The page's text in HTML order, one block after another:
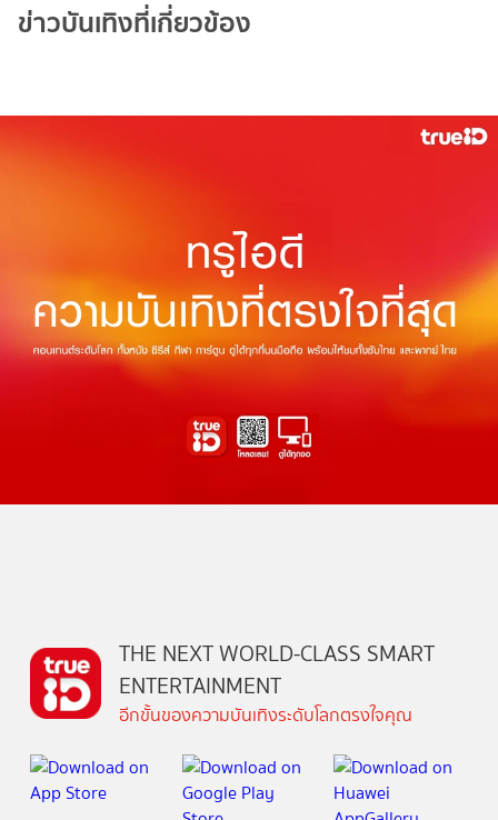
ข่าวบันเทิงที่เกี่ยวข้อง
THE NEXT WORLD-CLASS SMART
ENTERTAINMENT
อีกขั้นของความบันเทิงระดับโลกตรงใจคุณ